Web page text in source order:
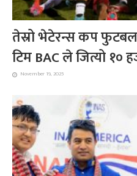
तेस्रो भेटेरन्स कप फुटबल
टिम BAC ले जित्यो १०
November 19, 2025